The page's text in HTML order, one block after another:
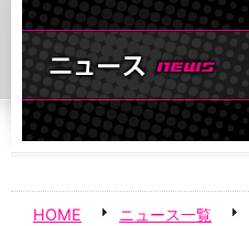
HOME ニュース一覧